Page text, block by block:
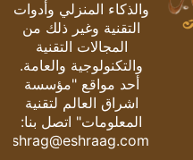
والذكاء المنزلي وأدوات
التقنية وغير ذلك من
المجالات التقنية
والتكنولوجية والعامة.
أحد مواقع "مؤسسة
اشراق العالم لتقنية
المعلومات" اتصل بنا:
eshrag@eshraag.com